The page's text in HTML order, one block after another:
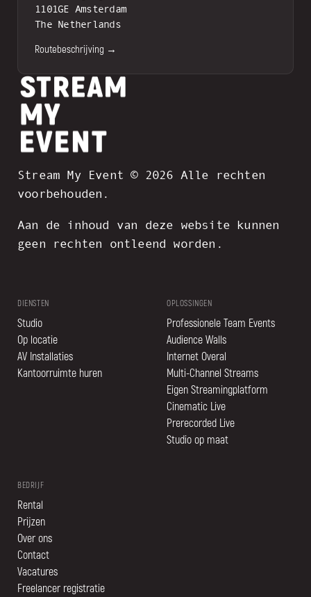
1101GE Amsterdam
The Netherlands
Routebeschrijving →
Stream My Event © 2026 Alle rechten
voorbehouden.
Aan de inhoud van deze website kunnen
geen rechten ontleend worden.
DIENSTEN
Studio
Op locatie
AV Installaties
Kantoorruimte huren
OPLOSSINGEN
Professionele Team Events
Audience Walls
Internet Overal
Multi-Channel Streams
Eigen Streamingplatform
Cinematic Live
Prerecorded Live
Studio op maat
BEDRIJF
Rental
Prijzen
Over ons
Contact
Vacatures
Freelancer registratie